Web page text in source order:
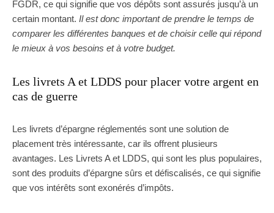
FGDR, ce qui signifie que vos dépôts sont assurés jusqu’à un
certain montant. Il est donc important de prendre le temps de
comparer les différentes banques et de choisir celle qui répond
le mieux à vos besoins et à votre budget.
Les livrets A et LDDS pour placer votre argent en
cas de guerre
Les livrets d’épargne réglementés sont une solution de
placement très intéressante, car ils offrent plusieurs
avantages. Les Livrets A et LDDS, qui sont les plus populaires,
sont des produits d’épargne sûrs et défiscalisés, ce qui signifie
que vos intérêts sont exonérés d’impôts.